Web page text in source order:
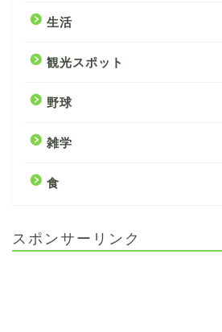
生活
観光スポット
野球
雑学
食
スポンサーリンク